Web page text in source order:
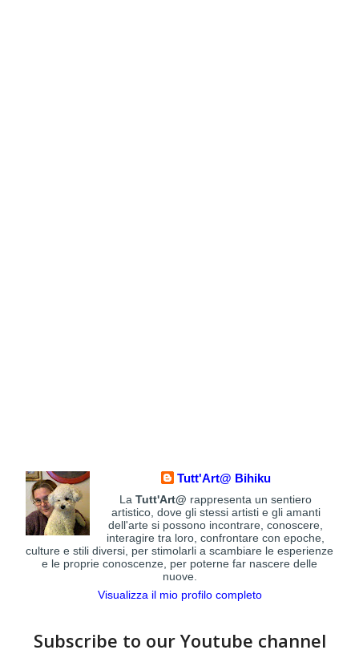
Tutt'Art@ Bihiku
LaTutt'Art@ rappresenta un sentiero
artistico, dove gli stessi artisti e gli amanti
dell'arte si possono incontrare, conoscere,
interagire tra loro, confrontare con epoche,
culture e stili diversi, per stimolarli a scambiare le esperienze
e le proprie conoscenze, per poterne far nascere delle
nuove.
Visualizza il mio profilo completo
Subscribe to our Youtube channel